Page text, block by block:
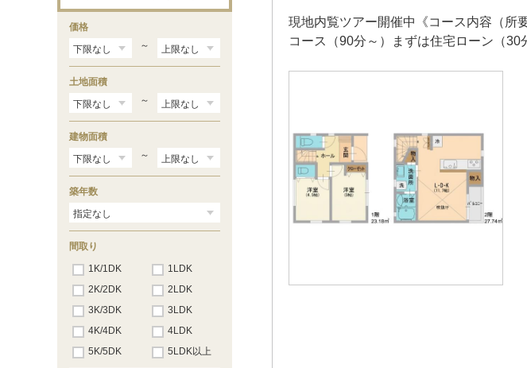
現地内覧ツアー開催中《コース内容（所
コース（90分～）まずは住宅ローン（30
価格
～
土地面積
～
建物面積
～
築年数
間取り
1K/1DK
1LDK
2K/2DK
2LDK
3K/3DK
3LDK
4K/4DK
4LDK
5K/5DK
5LDK以上